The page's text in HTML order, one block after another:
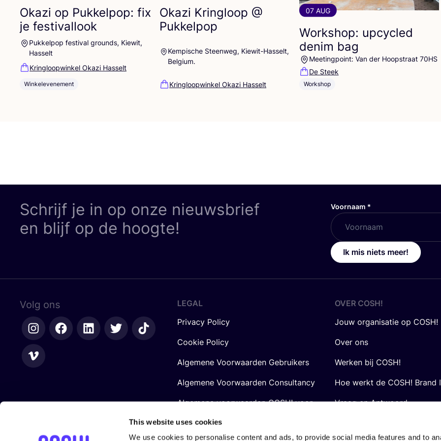
This website uses cookies
We use cookies to personalise content and ads, to provide social media features and to
Okazi op Pukkelpop: fix
je festivallook
Pukkelpop festival grounds, Kiewit,
Hasselt
Kringloopwinkel Okazi Hasselt
Winkelevenement
Okazi Kringloop @
Pukkelpop
Kempische Steenweg, Kiewit-Hasselt,
Belgium.
Kringloopwinkel Okazi Hasselt
07 AUG
Workshop: upcycled
denim bag
Meetingpoint: Van der Hoopstraat 70HS
De Steek
Workshop
Schrijf je in op onze nieuwsbrief
en blijf op de hoogte!
Voornaam *
Ik mis niets meer!
Volg ons
LEGAL
Privacy Policy
Cookie Policy
Algemene Voorwaarden Gebruikers
Algemene Voorwaarden Consultancy
Algemene voorwaarden COSH! voor
OVER COSH!
Jouw organisatie op COSH!
Over ons
Werken bij COSH!
Hoe werkt de COSH! Brand
Vraag en Antwoord